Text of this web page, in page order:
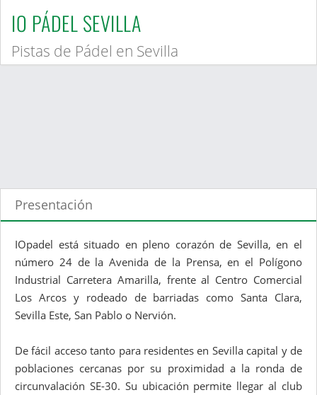
IO PÁDEL SEVILLA
Pistas de Pádel en Sevilla
Presentación
IOpadel está situado en pleno corazón de Sevilla, en el
número 24 de la Avenida de la Prensa, en el Polígono
Industrial Carretera Amarilla, frente al Centro Comercial
Los Arcos y rodeado de barriadas como Santa Clara,
Sevilla Este, San Pablo o Nervión.
De fácil acceso tanto para residentes en Sevilla capital y de
poblaciones cercanas por su proximidad a la ronda de
circunvalación SE-30. Su ubicación permite llegar al club